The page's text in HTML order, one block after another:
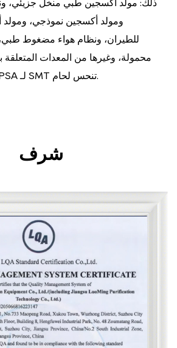
ذلك: مولد أكسجين طبي منخل جزيئي،
ومولد أكسجين نموذجي، ومولد
للطيران، ونظام هواء مضغوط
محمولة، وغيرها من المعدات المتعلقة
مولدات النيتروجين PSA لـ SMT تنحس لحام.
شرف